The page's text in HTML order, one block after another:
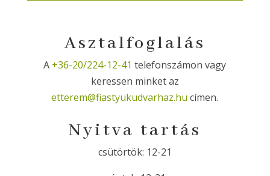
Asztalfoglalás
A +36-20/224-12-41 telefonszámon vagy
keressen minket az
etterem@fiastyukudvarhaz.hu címen.
Nyitva tartás
csütörtök: 12-21